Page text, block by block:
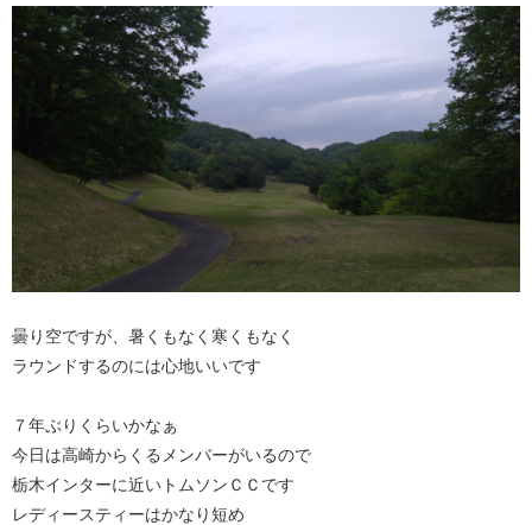
曇り空ですが、暑くもなく寒くもなく
ラウンドするのには心地いいです
７年ぶりくらいかなぁ
今日は高崎からくるメンバーがいるので
栃木インターに近いトムソンＣＣです
レディースティーはかなり短め